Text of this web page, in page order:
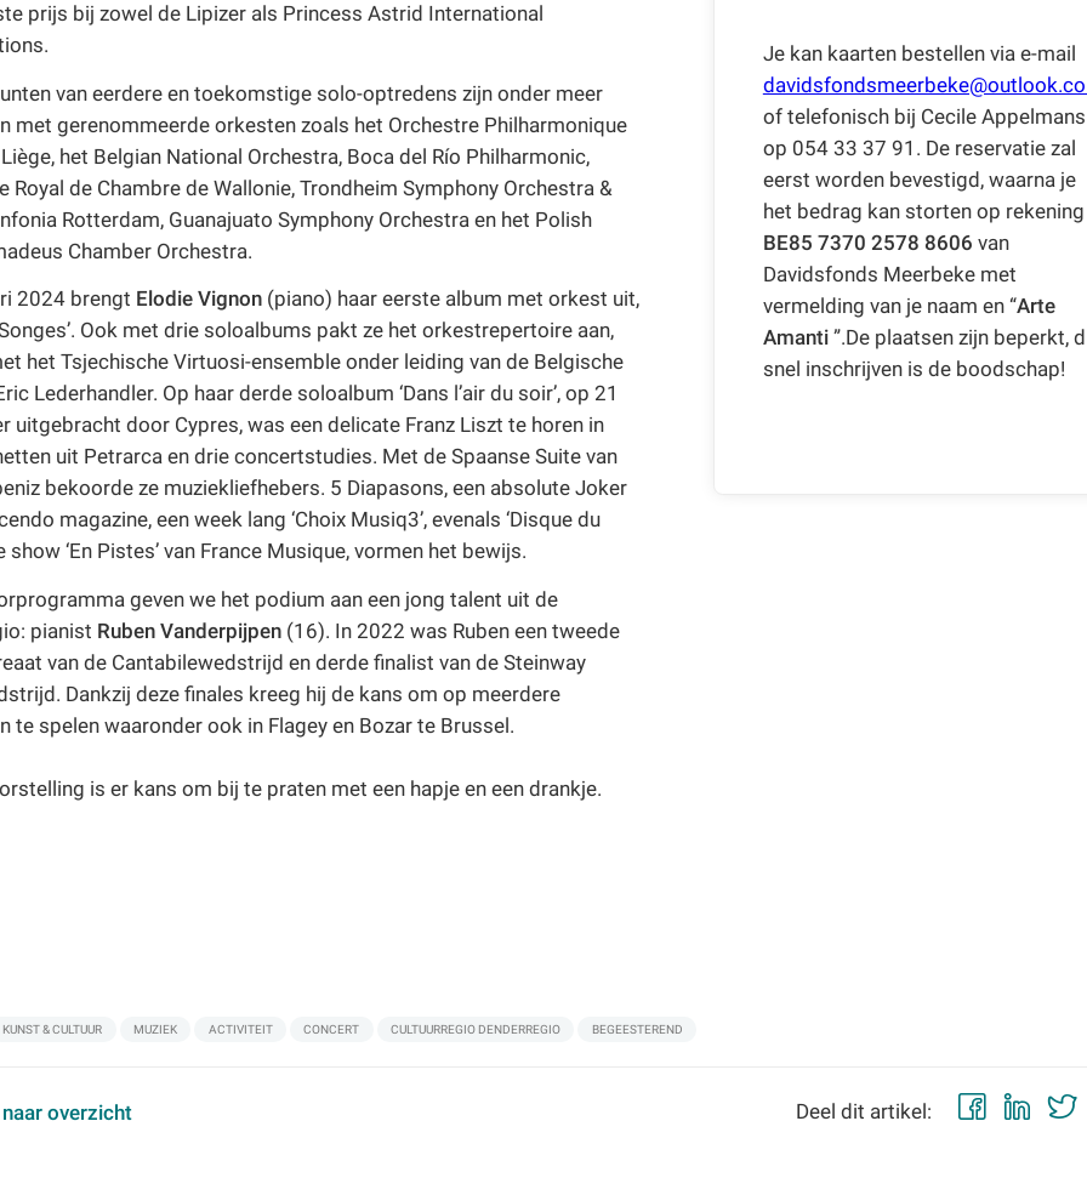
prijs bij zowel de Lipizer als Princess Astrid International
van eerdere en toekomstige solo-optredens zijn onder meer
met gerenommeerde orkesten zoals het Orchestre Philharmonique
het Belgian National Orchestra, Boca del Río Philharmonic,
Royal de Chambre de Wallonie, Trondheim Symphony Orchestra &
Rotterdam, Guanajuato Symphony Orchestra en het Polish
Chamber Orchestra.
2024 brengt Elodie Vignon (piano) haar eerste album met orkest uit,
Ook met drie soloalbums pakt ze het orkestrepertoire aan,
het Tsjechische Virtuosi-ensemble onder leiding van de Belgische
Lederhandler. Op haar derde soloalbum ‘Dans l’air du soir’, op 21
uitgebracht door Cypres, was een delicate Franz Liszt te horen in
uit Petrarca en drie concertstudies. Met de Spaanse Suite van
bekoorde ze muziekliefhebers. 5 Diapasons, een absolute Joker
magazine, een week lang ‘Choix Musiq3’, evenals ‘Disque du
show ‘En Pistes’ van France Musique, vormen het bewijs.
geven we het podium aan een jong talent uit de
pianist Ruben Vanderpijpen (16). In 2022 was Ruben een tweede
van de Cantabilewedstrijd en derde finalist van de Steinway
Dankzij deze finales kreeg hij de kans om op meerdere
te spelen waaronder ook in Flagey en Bozar te Brussel.
is er kans om bij te praten met een hapje en een drankje.
Je kan kaarten bestellen via e-mail
of telefonisch bij Cecile Appelmans
op 054 33 37 91. De reservatie zal
eerst worden bevestigd, waarna je
het bedrag kan storten op rekening
BE85 7370 2578 8606 van
Davidsfonds Meerbeke met
vermelding van je naam en “Arte
Amanti ”.De plaatsen zijn beperkt,
snel inschrijven is de boodschap!
KUNST & CULTUUR MUZIEK ACTIVITEIT CONCERT CULTUURREGIO DENDERREGIO BEGEESTEREND
overzicht Deel dit artikel: